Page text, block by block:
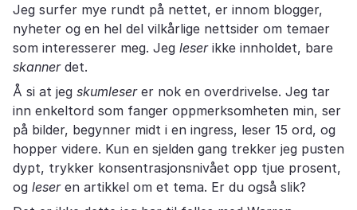
Jeg surfer mye rundt på nettet, er innom blogger,
nyheter og en hel del vilkårlige nettsider om temaer
som interesserer meg. Jeg leserikke innholdet, bare
skannerdet.
Å si at jeg skumleserer nok en overdrivelse. Jeg tar
inn enkeltord som fanger oppmerksomheten min, ser
på bilder, begynner midt i en ingress, leser 15 ord, og
hopper videre. Kun en sjelden gang trekker jeg pusten
dypt, trykker konsentrasjonsnivået opp tjue prosent,
og leseren artikkel om et tema. Er du også slik?